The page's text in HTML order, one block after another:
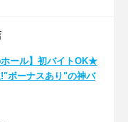
ホール】初バイトOK★
ボーナスあり"の神バ